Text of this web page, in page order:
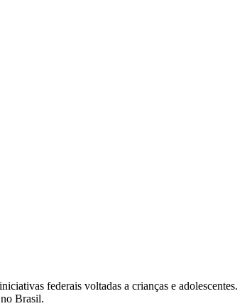
federais voltadas a crianças e adolescentes.
Brasil.